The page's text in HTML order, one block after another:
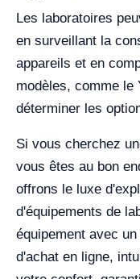
Les laboratoires
en surveillant la
appareils et en
modèles, comme le
déterminer les
Si vous cherchez
vous êtes au bon
offrons le luxe
d'équipements de
équipement avec
d'achat en ligne,